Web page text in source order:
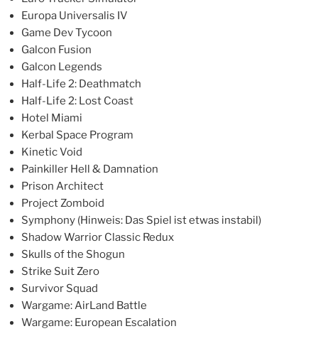
Europa Universalis IV
Game Dev Tycoon
Galcon Fusion
Galcon Legends
Half-Life 2: Deathmatch
Half-Life 2: Lost Coast
Hotel Miami
Kerbal Space Program
Kinetic Void
Painkiller Hell & Damnation
Prison Architect
Project Zomboid
Symphony (Hinweis: Das Spiel ist etwas instabil)
Shadow Warrior Classic Redux
Skulls of the Shogun
Strike Suit Zero
Survivor Squad
Wargame: AirLand Battle
Wargame: European Escalation